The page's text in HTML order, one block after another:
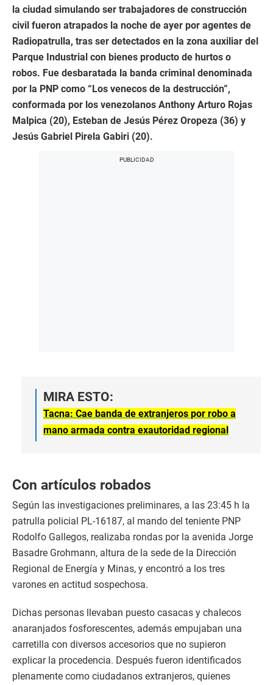
la ciudad simulando ser trabajadores de construcción
civil fueron atrapados la noche de ayer por agentes de
Radiopatrulla, tras ser detectados en la zona auxiliar del
Parque Industrial con bienes producto de hurtos o
robos. Fue desbaratada la banda criminal denominada
por la PNP como “Los venecos de la destrucción”,
conformada por los venezolanos Anthony Arturo Rojas
Malpica (20), Esteban de Jesús Pérez Oropeza (36) y
Jesús Gabriel Pirela Gabiri (20).
MIRA ESTO:
Tacna: Cae banda de extranjeros por robo a
mano armada contra exautoridad regional
Con artículos robados
Según las investigaciones preliminares, a las 23:45 h la
patrulla policial PL-16187, al mando del teniente PNP
Rodolfo Gallegos, realizaba rondas por la avenida Jorge
Basadre Grohmann, altura de la sede de la Dirección
Regional de Energía y Minas, y encontró a los tres
varones en actitud sospechosa.
Dichas personas llevaban puesto casacas y chalecos
anaranjados fosforescentes, además empujaban una
carretilla con diversos accesorios que no supieron
explicar la procedencia. Después fueron identificados
plenamente como ciudadanos extranjeros, quienes